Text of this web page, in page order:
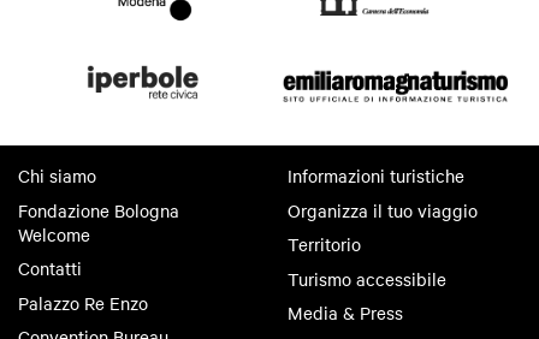
Chi siamo
Fondazione Bologna
Welcome
Contatti
Palazzo Re Enzo
Informazioni turistiche
Organizza il tuo viaggio
Territorio
Turismo accessibile
Media & Press